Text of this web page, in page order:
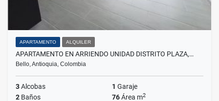
APARTAMENTO ALQUILER
APARTAMENTO EN ARRIENDO UNIDAD DISTRITO PLAZA,…
Bello, Antioquia, Colombia
3Alcobas 1 Garaje
2 Baños 76Área m2